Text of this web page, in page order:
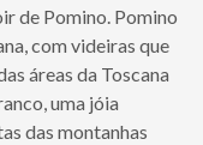
de Pomino. Pomino
com videiras que
áreas da Toscana
uma jóia
das montanhas